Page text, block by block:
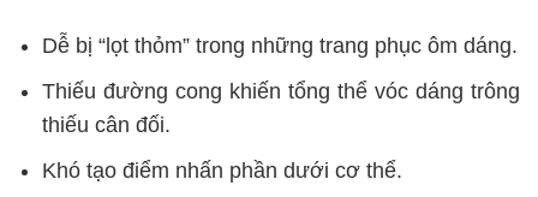
Dễ bị “lọt thỏm” trong những trang phục ôm dáng.
Thiếu đường cong khiến tổng thể vóc dáng trông
thiếu cân đối.
Khó tạo điểm nhấn phần dưới cơ thể.